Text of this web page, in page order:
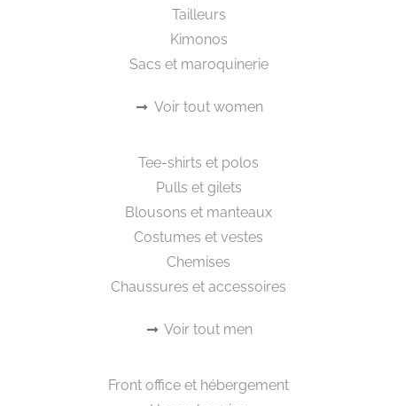
Tailleurs
Kimonos
Sacs et maroquinerie
Voir tout women
Tee-shirts et polos
Pulls et gilets
Blousons et manteaux
Costumes et vestes
Chemises
Chaussures et accessoires
Voir tout men
Front office et hébergement